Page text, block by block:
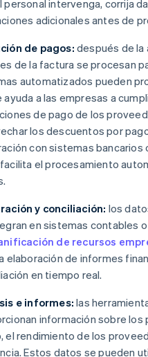
personal intervenga, corrija
adicionales antes de
de pagos: después de la
de la factura se procesan
automatizados pueden
ayuda a las empresas a
de pago de los
los descuentos por
con sistemas bancarios
el procesamiento
y conciliación: los
en sistemas contables
de recursos
elaboración de informes
en tiempo real.
e informes: las
información sobre los
el rendimiento de los
Estos datos se pueden